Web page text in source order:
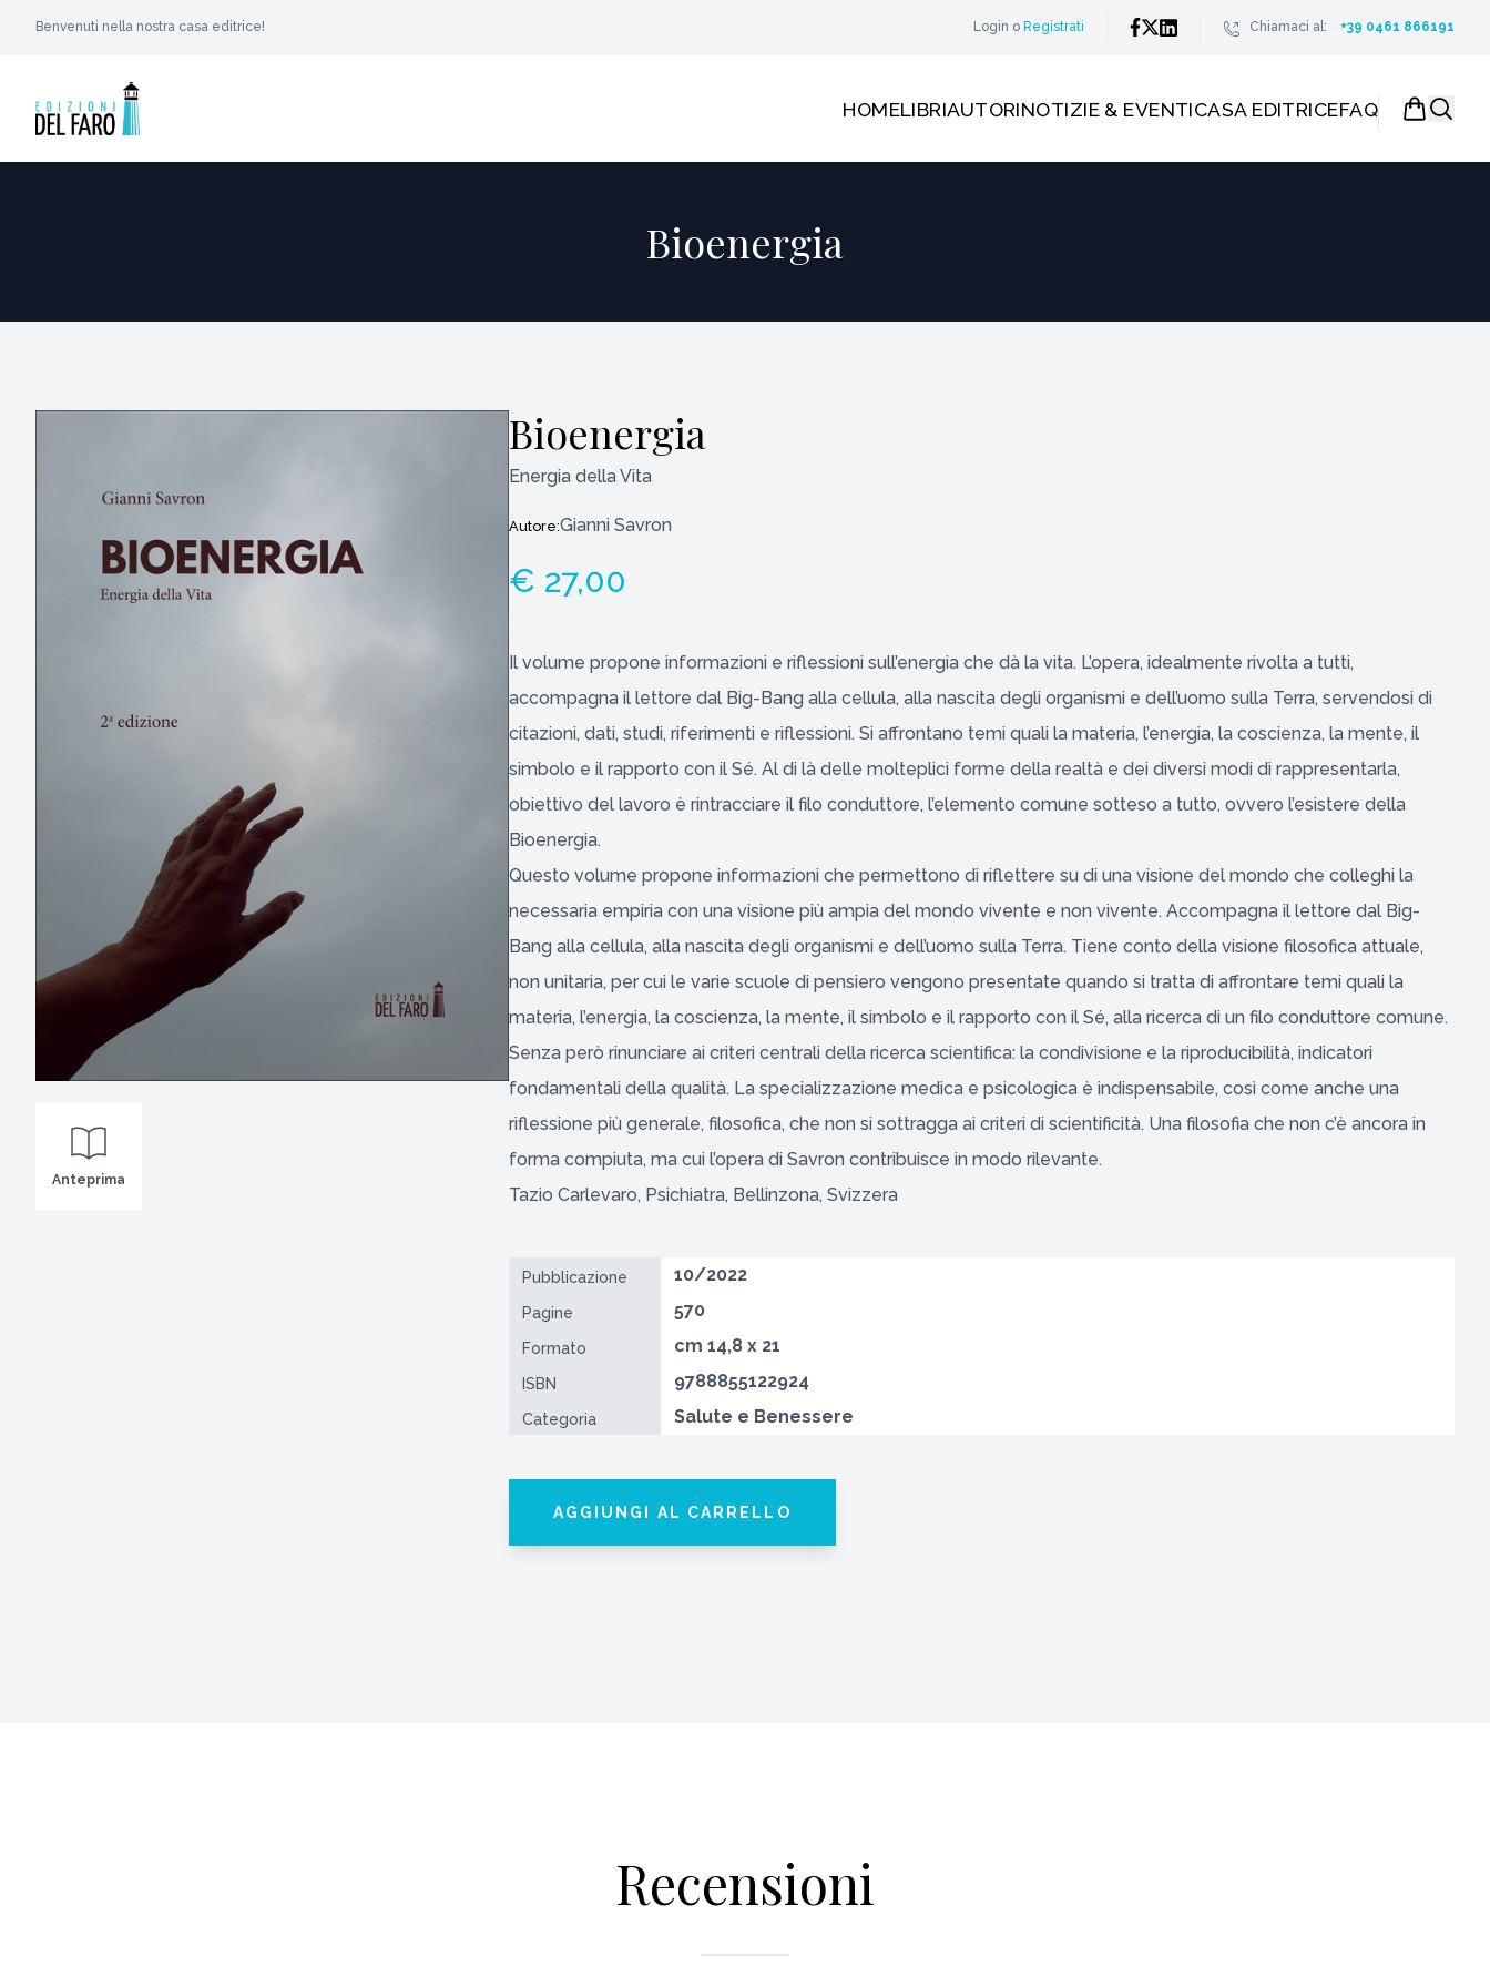
Benvenuti nella nostra casa editrice! Login o Registrati Chiamaci al: +39 0461 866191
HOMELIBRIAUTORINOTIZIE & EVENTICASA EDITRICEFAQ
Bioenergia
Anteprima
Bioenergia
Energia della Vita
Autore:Gianni Savron
€ 27,00
Il volume propone informazioni e riflessioni sull’energia che dà la vita. L’opera, idealmente rivolta a tutti,
accompagna il lettore dal Big-Bang alla cellula, alla nascita degli organismi e dell’uomo sulla Terra, servendosi di
citazioni, dati, studi, riferimenti e riflessioni. Si affrontano temi quali la materia, l’energia, la coscienza, la mente, il
simbolo e il rapporto con il Sé. Al di là delle molteplici forme della realtà e dei diversi modi di rappresentarla,
obiettivo del lavoro è rintracciare il filo conduttore, l’elemento comune sotteso a tutto, ovvero l’esistere della
Bioenergia.
Questo volume propone informazioni che permettono di riflettere su di una visione del mondo che colleghi la
necessaria empiria con una visione più ampia del mondo vivente e non vivente. Accompagna il lettore dal Big-
Bang alla cellula, alla nascita degli organismi e dell’uomo sulla Terra. Tiene conto della visione filosofica attuale,
non unitaria, per cui le varie scuole di pensiero vengono presentate quando si tratta di affrontare temi quali la
materia, l’energia, la coscienza, la mente, il simbolo e il rapporto con il Sé, alla ricerca di un filo conduttore comune.
Senza però rinunciare ai criteri centrali della ricerca scientifica: la condivisione e la riproducibilità, indicatori
fondamentali della qualità. La specializzazione medica e psicologica è indispensabile, così come anche una
riflessione più generale, filosofica, che non si sottragga ai criteri di scientificità. Una filosofia che non c’è ancora in
forma compiuta, ma cui l’opera di Savron contribuisce in modo rilevante.
Tazio Carlevaro, Psichiatra, Bellinzona, Svizzera
Pubblicazione 10/2022
Pagine 570
Formato cm 14,8 x 21
ISBN 9788855122924
Categoria Salute e Benessere
AGGIUNGI AL CARRELLO
Recensioni